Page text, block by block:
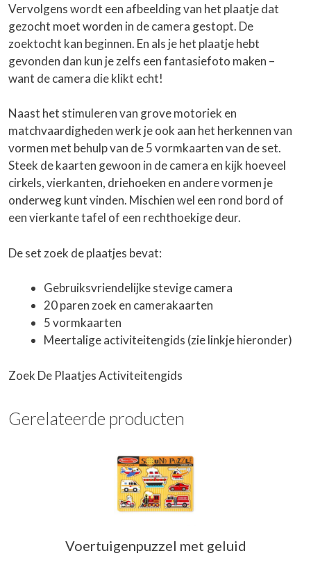
Vervolgens wordt een afbeelding van het plaatje dat
gezocht moet worden in de camera gestopt. De
zoektocht kan beginnen. En als je het plaatje hebt
gevonden dan kun je zelfs een fantasiefoto maken –
want de camera die klikt echt!
Naast het stimuleren van grove motoriek en
matchvaardigheden werk je ook aan het herkennen van
vormen met behulp van de 5 vormkaarten van de set.
Steek de kaarten gewoon in de camera en kijk hoeveel
cirkels, vierkanten, driehoeken en andere vormen je
onderweg kunt vinden. Mischien wel een rond bord of
een vierkante tafel of een rechthoekige deur.
De set zoek de plaatjes bevat:
Gebruiksvriendelijke stevige camera
20 paren zoek en camerakaarten
5 vormkaarten
Meertalige activiteitengids (zie linkje hieronder)
Zoek De Plaatjes Activiteitengids
Gerelateerde producten
Voertuigenpuzzel met geluid